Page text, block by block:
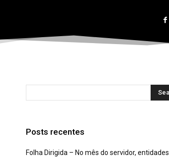
Posts recentes
Folha Dirigida – No mês do servidor, entidades